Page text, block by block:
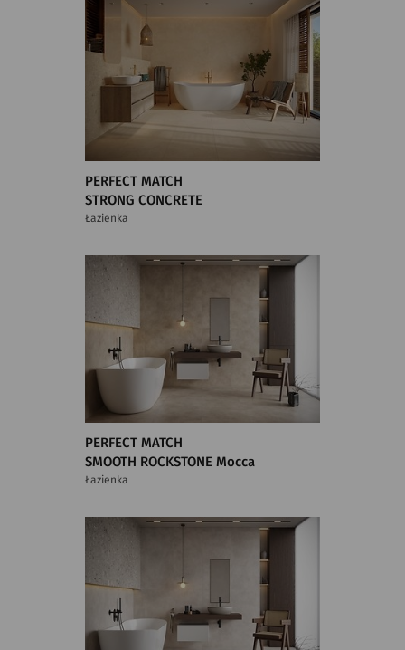
PERFECT MATCH
STRONG CONCRETE
Łazienka
PERFECT MATCH
SMOOTH ROCKSTONE Mocca
Łazienka